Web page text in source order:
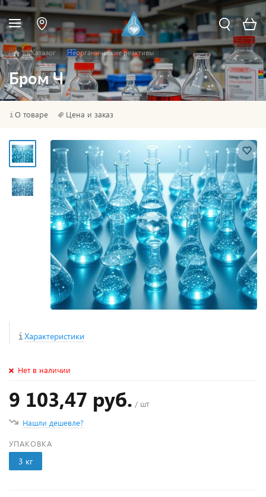
Каталог Неорганические реактивы
Бром Ч
О товаре Цена и заказ
Характеристики
Нет в наличии
9 103,47 руб. / шт
Нашли дешевле?
УПАКОВКА
3 кг